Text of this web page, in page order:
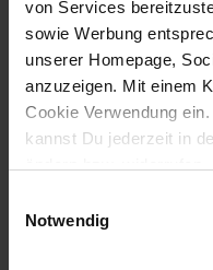
von Services
sowie Werbung
unserer Homepage,
anzuzeigen. Mit einem
Cookie Verwendung
kannst Du jederzeit in
Notwendig
6x Kombi-Untertasse
Artikeldetails:
Material: Porzellan
Merkmal: